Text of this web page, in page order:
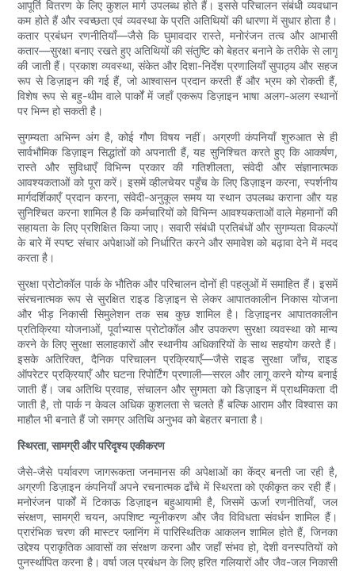
आपूर्ति वितरण के लिए कुशल मार्ग उपलब्ध होते हैं। इससे परिचालन संबंधी व्यवधान
कम होते हैं और स्वच्छता एवं व्यवस्था के प्रति अतिथियों की धारणा में सुधार होता है।
कतार प्रबंधन रणनीतियाँ—जैसे कि घुमावदार रास्ते, मनोरंजन तत्व और आभासी
कतार—सुरक्षा बनाए रखते हुए अतिथियों की संतुष्टि को बेहतर बनाने के तरीके से लागू
की जाती हैं। प्रकाश व्यवस्था, संकेत और दिशा-निर्देश प्रणालियाँ सुपाठ्य और सहज
रूप से डिज़ाइन की गई हैं, जो आश्वासन प्रदान करती हैं और भ्रम को रोकती हैं,
विशेष रूप से बहु-थीम वाले पार्कों में जहाँ एकरूप डिज़ाइन भाषा अलग-अलग स्थानों
पर भिन्न हो सकती है।
सुगम्यता अभिन्न अंग है, कोई गौण विषय नहीं। अग्रणी कंपनियाँ शुरुआत से ही
सार्वभौमिक डिज़ाइन सिद्धांतों को अपनाती हैं, यह सुनिश्चित करते हुए कि आकर्षण,
रास्ते और सुविधाएँ विभिन्न प्रकार की गतिशीलता, संवेदी और संज्ञानात्मक
आवश्यकताओं को पूरा करें। इसमें व्हीलचेयर पहुँच के लिए डिज़ाइन करना, स्पर्शनीय
मार्गदर्शिकाएँ प्रदान करना, संवेदी-अनुकूल समय या स्थान उपलब्ध कराना और यह
सुनिश्चित करना शामिल है कि कर्मचारियों को विभिन्न आवश्यकताओं वाले मेहमानों की
सहायता के लिए प्रशिक्षित किया जाए। सवारी संबंधी प्रतिबंधों और सुगम्यता विकल्पों
के बारे में स्पष्ट संचार अपेक्षाओं को निर्धारित करने और समावेश को बढ़ावा देने में मदद
करता है।
सुरक्षा प्रोटोकॉल पार्क के भौतिक और परिचालन दोनों ही पहलुओं में समाहित हैं। इसमें
संरचनात्मक रूप से सुरक्षित राइड डिज़ाइन से लेकर आपातकालीन निकास योजना
और भीड़ निकासी सिमुलेशन तक सब कुछ शामिल है। डिज़ाइनर आपातकालीन
प्रतिक्रिया योजनाओं, पूर्वाभ्यास प्रोटोकॉल और उपकरण सुरक्षा व्यवस्था को मान्य
करने के लिए सुरक्षा सलाहकारों और स्थानीय अधिकारियों के साथ सहयोग करते हैं।
इसके अतिरिक्त, दैनिक परिचालन प्रक्रियाएँ—जैसे राइड सुरक्षा जाँच, राइड
ऑपरेटर प्रक्रियाएँ और घटना रिपोर्टिंग प्रणाली—सरल और लागू करने योग्य बनाई
जाती हैं। जब अतिथि प्रवाह, संचालन और सुगमता को डिज़ाइन में प्राथमिकता दी
जाती है, तो पार्क न केवल अधिक कुशलता से चलते हैं बल्कि आराम और विश्वास का
माहौल भी बनाते हैं जो समग्र अतिथि अनुभव को बेहतर बनाता है।
स्थिरता, सामग्री और परिदृश्य एकीकरण
जैसे-जैसे पर्यावरण जागरूकता जनमानस की अपेक्षाओं का केंद्र बनती जा रही है,
अग्रणी डिज़ाइन कंपनियाँ अपने रचनात्मक ढाँचे में स्थिरता को एकीकृत कर रही हैं।
मनोरंजन पार्कों में टिकाऊ डिज़ाइन बहुआयामी है, जिसमें ऊर्जा रणनीतियाँ, जल
संरक्षण, सामग्री चयन, अपशिष्ट न्यूनीकरण और जैव विविधता संवर्धन शामिल हैं।
प्रारंभिक चरण की मास्टर प्लानिंग में पारिस्थितिक आकलन शामिल होते हैं, जिनका
उद्देश्य प्राकृतिक आवासों का संरक्षण करना और जहाँ संभव हो, देशी वनस्पतियों को
पुनर्स्थापित करना है। वर्षा जल प्रबंधन के लिए हरित गलियारों और जैव-जल निकासी